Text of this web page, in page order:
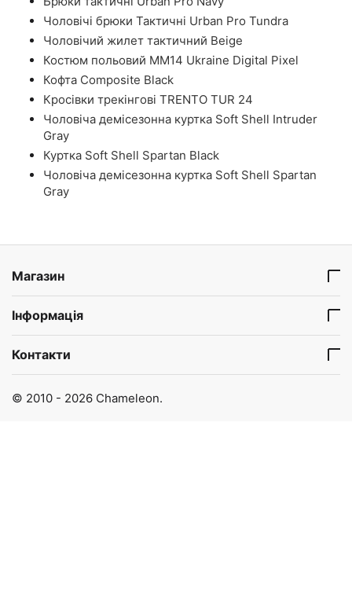
Чоловічі брюки Тактичні Urban Pro Tundra
Чоловічий жилет тактичний Beige
Костюм польовий ММ14 Ukraine Digital Pixel
Кофта Composite Black
Кросівки трекінгові TRENTO TUR 24
Чоловіча демісезонна куртка Soft Shell Intruder
Gray
Куртка Soft Shell Spartan Black
Чоловіча демісезонна куртка Soft Shell Spartan
Gray
Магазин
Інформація
Контакти
© 2010 - 2026 Chameleon.